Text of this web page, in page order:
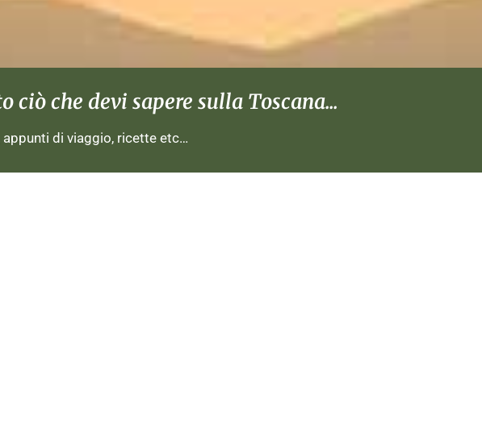
che devi sapere sulla Toscana...
appunti di viaggio, ricette etc…